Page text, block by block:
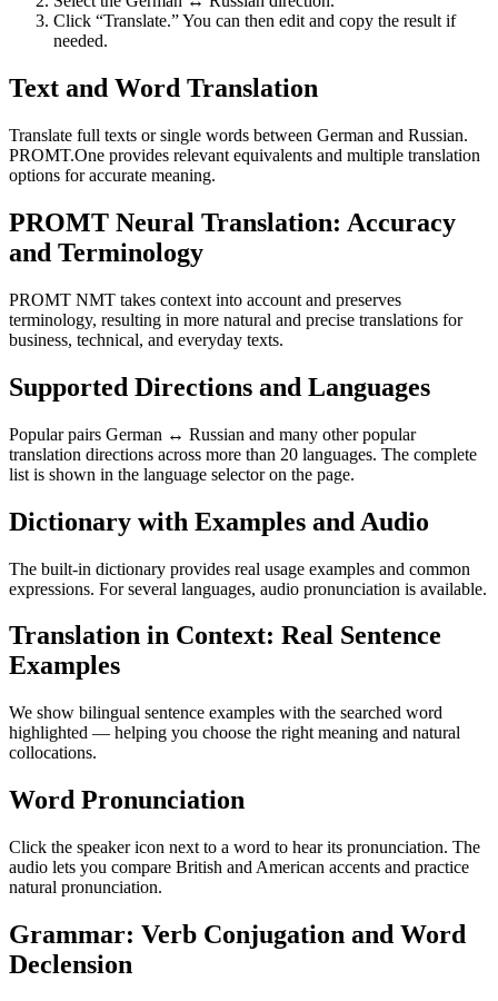
Click “Translate.” You can then edit and copy the result if
needed.
Text and Word Translation
Translate full texts or single words between German and Russian.
PROMT.One provides relevant equivalents and multiple translation
options for accurate meaning.
PROMT Neural Translation: Accuracy
and Terminology
PROMT NMT takes context into account and preserves
terminology, resulting in more natural and precise translations for
business, technical, and everyday texts.
Supported Directions and Languages
Popular pairs German ↔ Russian and many other popular
translation directions across more than 20 languages. The complete
list is shown in the language selector on the page.
Dictionary with Examples and Audio
The built-in dictionary provides real usage examples and common
expressions. For several languages, audio pronunciation is available.
Translation in Context: Real Sentence
Examples
We show bilingual sentence examples with the searched word
highlighted — helping you choose the right meaning and natural
collocations.
Word Pronunciation
Click the speaker icon next to a word to hear its pronunciation. The
audio lets you compare British and American accents and practice
natural pronunciation.
Grammar: Verb Conjugation and Word
Declension